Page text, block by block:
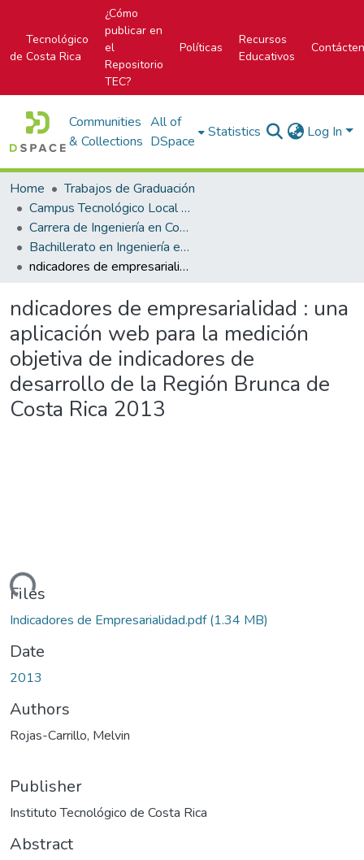
Tecnológico
de Costa Rica
¿Cómo
publicar en
el
Repositorio
TEC?
Políticas
Recursos
Educativos
Communities
& Collections
All of
DSpace
Statistics Log In
Home
Trabajos de Graduación
Campus Tecnológico Local San Carlos
Carrera de Ingeniería en Computación
Bachillerato en Ingeniería en Computación
ndicadores de empresarialidad : una aplicación web para la medición objetiva de indicadores de desarrollo de la Región Brunca de Costa Rica 2013
ndicadores de empresarialidad : una
aplicación web para la medición
objetiva de indicadores de
desarrollo de la Región Brunca de
Costa Rica 2013
Files
Indicadores de Empresarialidad.pdf(1.34 MB)
Date
2013
Authors
Rojas-Carrillo, Melvin
Publisher
Instituto Tecnológico de Costa Rica
Abstract